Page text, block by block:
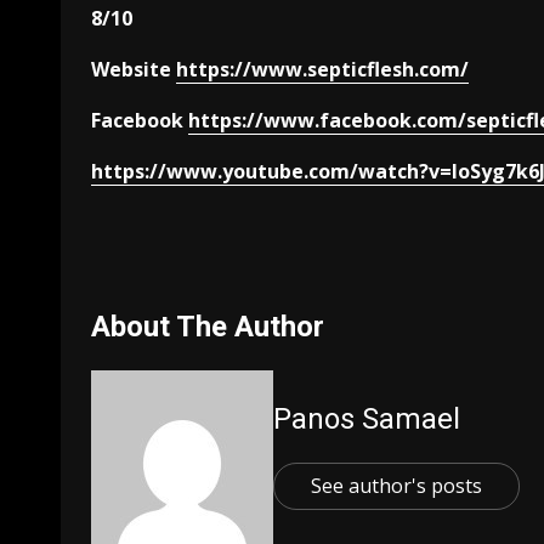
8/10
Website https://www.septicflesh.com/
Facebook https://www.facebook.com/
https://www.youtube.com/
About The Author
Panos Samael
See author's posts